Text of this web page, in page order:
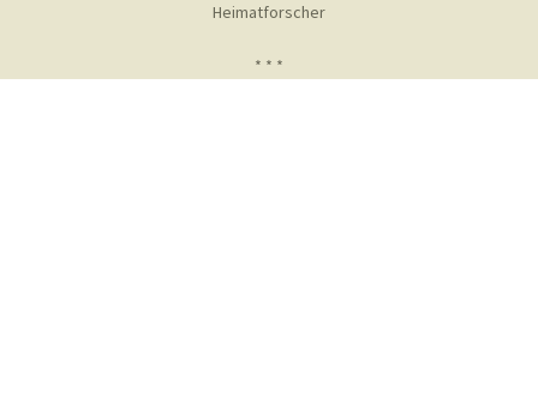
Heimatforscher
* * *